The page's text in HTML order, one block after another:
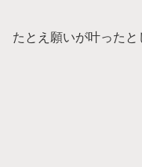
たとえ願いが叶った